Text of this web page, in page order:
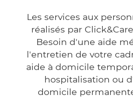
Les services aux
réalisés par
Besoin d'une aide
l'entretien de votre
aide à domicile
hospitalisation ou
domicile